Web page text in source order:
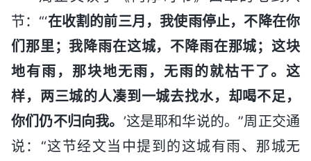
节：“‘在收割的前三月，我使雨停止，不降在你
们那里；我降雨在这城，不降雨在那城；这块
地有雨，那块地无雨，无雨的就枯干了。这
样，两三城的人凑到一城去找水，却喝不足，
你们仍不归向我。 ’这是耶和华说的。”周正交通
说：“这节经文当中提到的这城有雨、那城无